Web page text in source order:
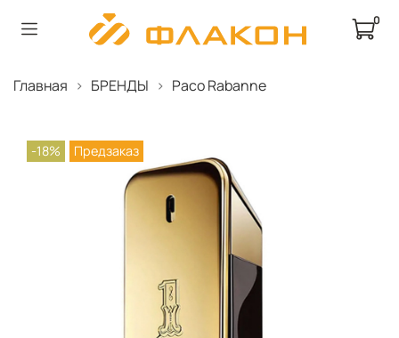
0
Главная БРЕНДЫ Paco Rabanne
-18% Предзаказ